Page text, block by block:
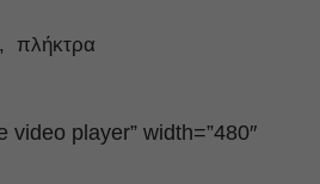
πλήκτρα
video player” width=”480″